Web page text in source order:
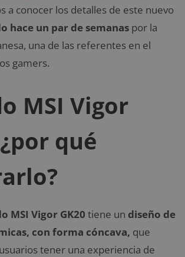
a conocer los detalles de este nuevo
hace un par de semanas por la
una de las referentes en el
gamers.
MSI Vigor
qué
MSI Vigor GK20 tiene un diseño de
con forma cóncava, que
tener una experiencia de